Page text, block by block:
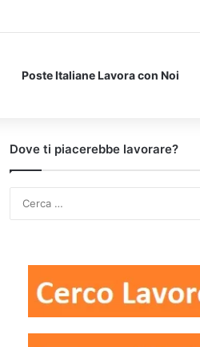
Poste Italiane Lavora con Noi
Dove ti piacerebbe lavorare?